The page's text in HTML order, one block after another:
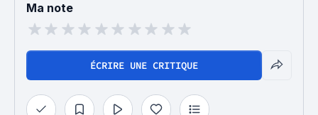
Ma note
ÉCRIRE UNE CRITIQUE